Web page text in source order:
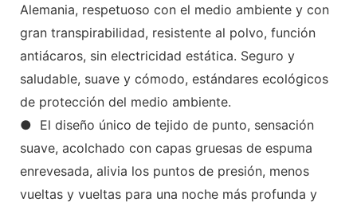
Alemania, respetuoso con el medio ambiente y con
gran transpirabilidad, resistente al polvo, función
antiácaros, sin electricidad estática. Seguro y
saludable, suave y cómodo, estándares ecológicos
de protección del medio ambiente.
● El diseño único de tejido de punto, sensación
suave, acolchado con capas gruesas de espuma
enrevesada, alivia los puntos de presión, menos
vueltas y vueltas para una noche más profunda y